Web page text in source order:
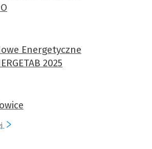
Energetyczne
2025